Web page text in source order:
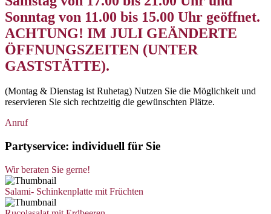
Sonntag von 11.00 bis 15.00 Uhr geöffnet.
ACHTUNG! IM JULI GEÄNDERTE
ÖFFNUNGSZEITEN (UNTER
GASTSTÄTTE).
(Montag & Dienstag ist Ruhetag) Nutzen Sie die Möglichkeit und
reservieren Sie sich rechtzeitig die gewünschten Plätze.
Anruf
Partyservice: individuell für Sie
Wir beraten Sie gerne!
Salami- Schinkenplatte mit Früchten